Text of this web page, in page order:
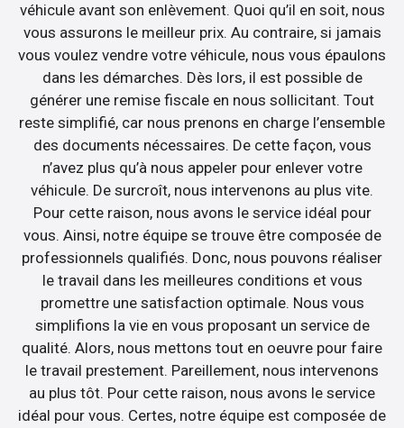
véhicule avant son enlèvement. Quoi qu’il en soit, nous
vous assurons le meilleur prix. Au contraire, si jamais
vous voulez vendre votre véhicule, nous vous épaulons
dans les démarches. Dès lors, il est possible de
générer une remise fiscale en nous sollicitant. Tout
reste simplifié, car nous prenons en charge l’ensemble
des documents nécessaires. De cette façon, vous
n’avez plus qu’à nous appeler pour enlever votre
véhicule. De surcroît, nous intervenons au plus vite.
Pour cette raison, nous avons le service idéal pour
vous. Ainsi, notre équipe se trouve être composée de
professionnels qualifiés. Donc, nous pouvons réaliser
le travail dans les meilleures conditions et vous
promettre une satisfaction optimale. Nous vous
simplifions la vie en vous proposant un service de
qualité. Alors, nous mettons tout en oeuvre pour faire
le travail prestement. Pareillement, nous intervenons
au plus tôt. Pour cette raison, nous avons le service
idéal pour vous. Certes, notre équipe est composée de